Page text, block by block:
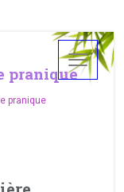
pranique
pranique